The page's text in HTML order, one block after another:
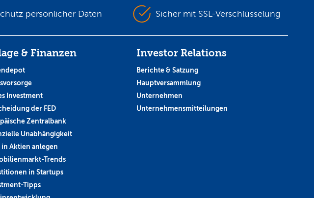
persönlicher Daten Sicher mit SSL-Verschlüsselung
& Finanzen
Investment
der FED
Zentralbank
Unabhängigkeit
in Aktien anlegen
Trends
in Startups
Tipps
Investor Relations
Berichte & Satzung
Hauptversammlung
Unternehmen
Unternehmensmitteilungen